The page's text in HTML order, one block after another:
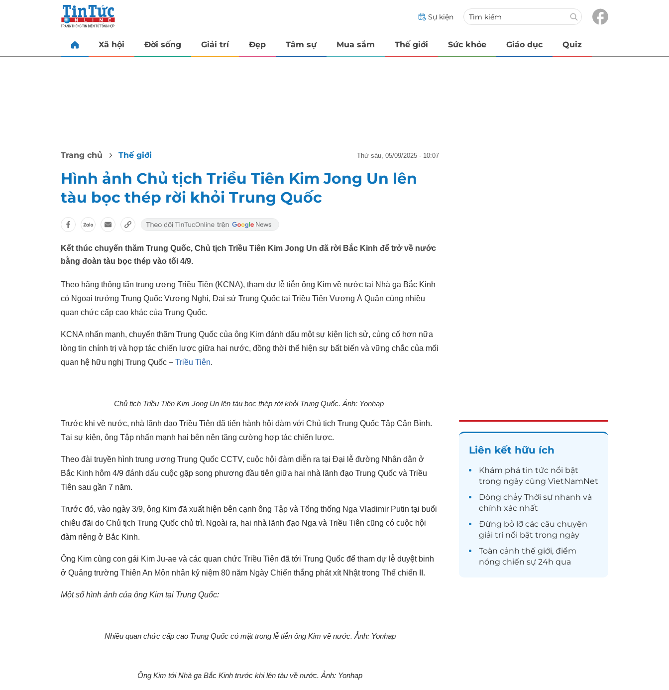
Sự kiện
Xã hội Đời sống Giải trí Đẹp Tâm sự Mua sắm Thế giới Sức khỏe Giáo dục Quiz
Trang chủ Thế giới thứ sáu, 05/09/2025 - 10:07
Hình ảnh Chủ tịch Triều Tiên Kim Jong Un lên
tàu bọc thép rời khỏi Trung Quốc
Kết thúc chuyến thăm Trung Quốc, Chủ tịch Triều Tiên Kim Jong Un đã rời Bắc Kinh để trở về nước
bằng đoàn tàu bọc thép vào tối 4/9.
Theo hãng thông tấn trung ương Triều Tiên (KCNA), tham dự lễ tiễn ông Kim về nước tại Nhà ga Bắc Kinh
có Ngoại trưởng Trung Quốc Vương Nghị, Đại sứ Trung Quốc tại Triều Tiên Vương Á Quân cùng nhiều
quan chức cấp cao khác của Trung Quốc.
KCNA nhấn mạnh, chuyến thăm Trung Quốc của ông Kim đánh dấu một sự kiện lịch sử, củng cố hơn nữa
lòng tin chính trị và hợp tác chiến lược giữa hai nước, đồng thời thể hiện sự bất biến và vững chắc của mối
quan hệ hữu nghị Trung Quốc – Triều Tiên.
Chủ tịch Triều Tiên Kim Jong Un lên tàu bọc thép rời khỏi Trung Quốc. Ảnh: Yonhap
Trước khi về nước, nhà lãnh đạo Triều Tiên đã tiến hành hội đàm với Chủ tịch Trung Quốc Tập Cận Bình.
Tại sự kiện, ông Tập nhấn mạnh hai bên nên tăng cường hợp tác chiến lược.
Theo đài truyền hình trung ương Trung Quốc CCTV, cuộc hội đàm diễn ra tại Đại lễ đường Nhân dân ở
Bắc Kinh hôm 4/9 đánh dấu cuộc gặp song phương đầu tiên giữa hai nhà lãnh đạo Trung Quốc và Triều
Tiên sau gần 7 năm.
Trước đó, vào ngày 3/9, ông Kim đã xuất hiện bên cạnh ông Tập và Tổng thống Nga Vladimir Putin tại buổi
chiêu đãi do Chủ tịch Trung Quốc chủ trì. Ngoài ra, hai nhà lãnh đạo Nga và Triều Tiên cũng có cuộc hội
đàm riêng ở Bắc Kinh.
Ông Kim cùng con gái Kim Ju-ae và các quan chức Triều Tiên đã tới Trung Quốc để tham dự lễ duyệt binh
ở Quảng trường Thiên An Môn nhân kỷ niệm 80 năm Ngày Chiến thắng phát xít Nhật trong Thế chiến II.
Một số hình ảnh của ông Kim tại Trung Quốc:
Nhiều quan chức cấp cao Trung Quốc có mặt trong lễ tiễn ông Kim về nước. Ảnh: Yonhap
Ông Kim tới Nhà ga Bắc Kinh trước khi lên tàu về nước. Ảnh: Yonhap
Liên kết hữu ích
Khám phá tin tức nổi bật
trong ngày cùng VietNamNet
Dòng chảy Thời sự nhanh và
chính xác nhất
Đừng bỏ lỡ các câu chuyện
giải trínổi bật trong ngày
Toàn cảnh thế giới, điểm
nóng chiến sự 24h qua